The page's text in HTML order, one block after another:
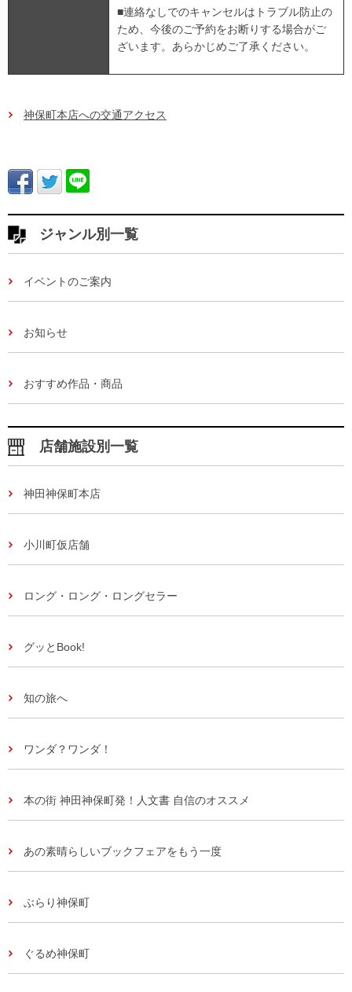
■連絡なしでのキャンセルはトラブル防止の
ため、今後のご予約をお断りする場合がご
ざいます。あらかじめご了承ください。
神保町本店への交通アクセス
ジャンル別一覧
イベントのご案内
お知らせ
おすすめ作品・商品
店舗施設別一覧
神田神保町本店
小川町仮店舗
ロング・ロング・ロングセラー
グッとBook!
知の旅へ
ワンダ？ワンダ！
本の街 神田神保町発！人文書 自信のオススメ
あの素晴らしいブックフェアをもう一度
ぶらり神保町
ぐるめ神保町